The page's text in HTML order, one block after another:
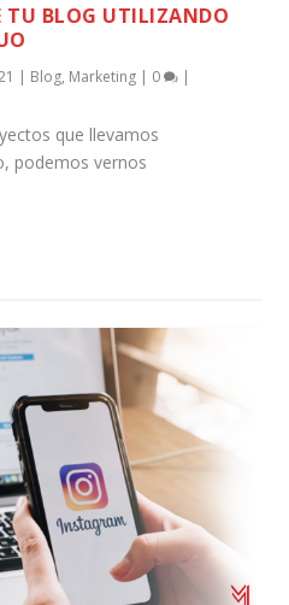
TU BLOG UTILIZANDO
| Blog, Marketing | 0 |
que llevamos
podemos vernos